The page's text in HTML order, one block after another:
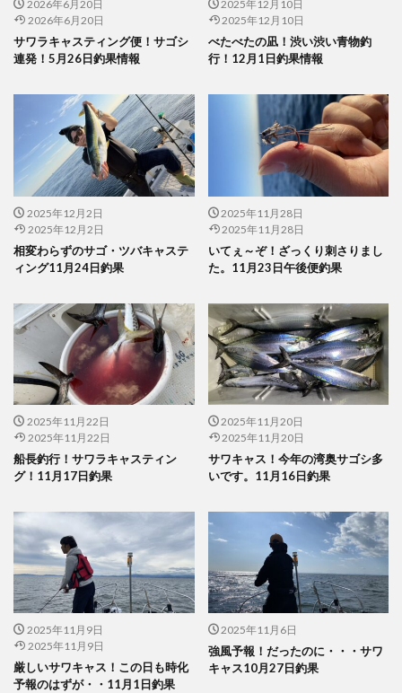
2026年6月20日
2026年6月20日
サワラキャスティング便！サゴシ
連発！5月26日釣果情報
2025年12月10日
2025年12月10日
べたべたの凪！渋い渋い青物釣
行！12月1日釣果情報
2025年12月2日
2025年12月2日
相変わらずのサゴ・ツバキャステ
ィング11月24日釣果
2025年11月28日
2025年11月28日
いてぇ～ぞ！ざっくり刺さりまし
た。11月23日午後便釣果
2025年11月22日
2025年11月22日
船長釣行！サワラキャスティン
グ！11月17日釣果
2025年11月20日
2025年11月20日
サワキャス！今年の湾奥サゴシ多
いです。11月16日釣果
2025年11月9日
2025年11月9日
厳しいサワキャス！この日も時化
予報のはずが・・11月1日釣果
2025年11月6日
強風予報！だったのに・・・サワ
キャス10月27日釣果